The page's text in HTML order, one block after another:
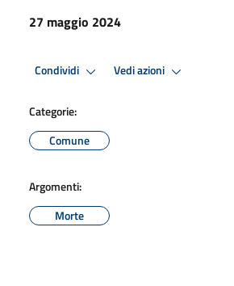
27 maggio 2024
Condividi Vedi azioni
Categorie:
Comune
Argomenti:
Morte